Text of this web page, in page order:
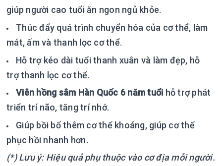
giúp người cao tuổi ăn ngon ngủ khỏe.
Thúc đẩy quá trình chuyển hóa của cơ thể, làm
mát, ấm và thanh lọc cơ thể.
Hỗ trợ kéo dài tuổi thanh xuân và làm đẹp, hỗ
trợ thanh lọc cơ thể.
Viên hồng sâm Hàn Quốc 6 năm tuổi hỗ trợ phát
triển trí não, tăng trí nhớ.
Giúp bồi bổ thêm cơ thể khoáng, giúp cơ thể
phục hồi nhanh hơn.
(*) Lưu ý: Hiệu quả phụ thuộc vào cơ địa mỗi người.